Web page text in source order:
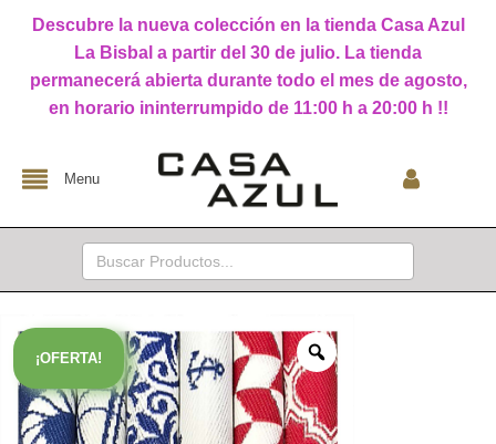
Descubre la nueva colección en la tienda Casa Azul
La Bisbal a partir del 30 de julio. La tienda
permanecerá abierta durante todo el mes de agosto,
en horario ininterrumpido de 11:00 h a 20:00 h !!
Menu
Buscar:
¡OFERTA!